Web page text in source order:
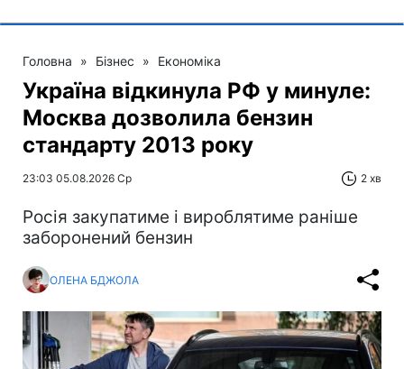
Головна » Бізнес » Економіка
Україна відкинула РФ у минуле:
Москва дозволила бензин
стандарту 2013 року
23:03 05.08.2026 Ср 2 хв
Росія закупатиме і вироблятиме раніше
заборонений бензин
ОЛЕНА БДЖОЛА